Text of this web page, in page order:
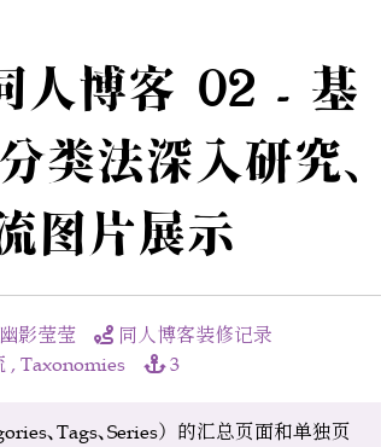
人博客 02 - 基
类法深入研究、
图片展示
幽影莹莹
同人博客装修记录
, Taxonomies
、Tags、Series）的汇总页面和单独页